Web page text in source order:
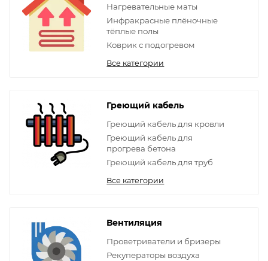
Нагревательные маты
Инфракрасные плёночные
тёплые полы
Коврик с подогревом
Все категории
Греющий кабель
Греющий кабель для кровли
Греющий кабель для
прогрева бетона
Греющий кабель для труб
Все категории
Вентиляция
Проветриватели и бризеры
Рекуператоры воздуха